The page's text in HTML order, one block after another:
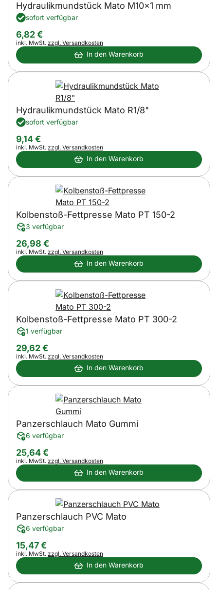
Hydraulikmundstück Mato M10x1 mm
sofort verfügbar
6,82€
Steuerhinweis:
inkl. MwSt. zzgl. Versandkosten
In den Warenkorb
Hydraulikmundstück Mato R1/8"
sofort verfügbar
9,14€
Steuerhinweis:
inkl. MwSt. zzgl. Versandkosten
In den Warenkorb
Kolbenstoß-Fettpresse Mato PT 150-2
3 verfügbar
26,98 €
Steuerhinweis:
inkl. MwSt. zzgl. Versandkosten
In den Warenkorb
Kolbenstoß-Fettpresse Mato PT 300-2
1 verfügbar
29,62€
Steuerhinweis:
inkl. MwSt. zzgl. Versandkosten
In den Warenkorb
Panzerschlauch Mato Gummi
6 verfügbar
25,64€
Steuerhinweis:
inkl. MwSt. zzgl. Versandkosten
In den Warenkorb
Panzerschlauch PVC Mato
6 verfügbar
15,47€
Steuerhinweis:
inkl. MwSt. zzgl. Versandkosten
In den Warenkorb